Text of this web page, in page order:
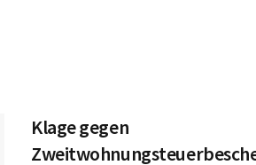
Klage gegen